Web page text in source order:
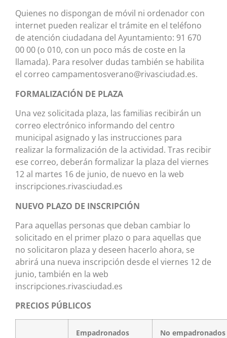
Quienes no dispongan de móvil ni ordenador con
internet pueden realizar el trámite en el teléfono
de atención ciudadana del Ayuntamiento: 91 670
00 00 (o 010, con un poco más de coste en la
llamada). Para resolver dudas también se habilita
el correo campamentosverano@rivasciudad.es.
FORMALIZACIÓN DE PLAZA
Una vez solicitada plaza, las familias recibirán un
correo electrónico informando del centro
municipal asignado y las instrucciones para
realizar la formalización de la actividad. Tras recibir
ese correo, deberán formalizar la plaza del viernes
12 al martes 16 de junio, de nuevo en la web
inscripciones.rivasciudad.es
NUEVO PLAZO DE INSCRIPCIÓN
Para aquellas personas que deban cambiar lo
solicitado en el primer plazo o para aquellas que
no solicitaron plaza y deseen hacerlo ahora, se
abrirá una nueva inscripción desde el viernes 12 de
junio, también en la web
inscripciones.rivasciudad.es
PRECIOS PÚBLICOS
Empadronados No empadronados